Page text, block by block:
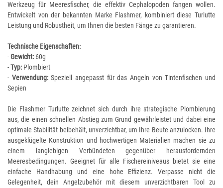
Werkzeug für Meeresfischer, die effektiv Cephalopoden fangen wollen.
Entwickelt von der bekannten Marke Flashmer, kombiniert diese Turlutte
Leistung und Robustheit, um Ihnen die besten Fänge zu garantieren.
Technische Eigenschaften:
-Gewicht: 60g
-Typ: Plombiert
- Verwendung:Speziell angepasst für das Angeln von Tintenfischen und
Sepien
Die Flashmer Turlutte zeichnet sich durch ihre strategische Plombierung
aus, die einen schnellen Abstieg zum Grund gewährleistet und dabei eine
optimale Stabilität beibehält, unverzichtbar, um Ihre Beute anzulocken. Ihre
ausgeklügelte Konstruktion und hochwertigen Materialien machen sie zu
einem langlebigen Verbündeten gegenüber herausfordernden
Meeresbedingungen. Geeignet für alle Fischereiniveaus bietet sie eine
einfache Handhabung und eine hohe Effizienz. Verpasse nicht die
Gelegenheit, dein Angelzubehör mit diesem unverzichtbaren Tool zu